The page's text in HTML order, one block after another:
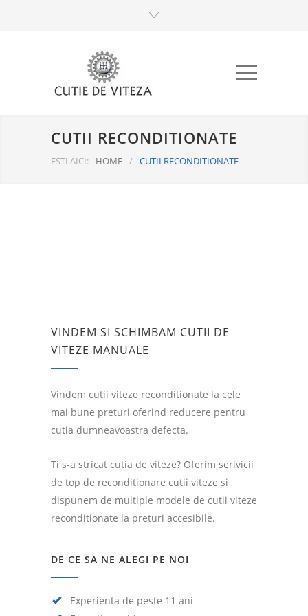
CUTII RECONDITIONATE
ESTI AICI: HOME / CUTII RECONDITIONATE
VINDEM SI SCHIMBAM CUTII DE
VITEZE MANUALE
Vindem cutii viteze reconditionate la cele
mai bune preturi oferind reducere pentru
cutia dumneavoastra defecta.
Ti s-a stricat cutia de viteze? Oferim serivicii
de top de reconditionare cutii viteze si
dispunem de multiple modele de cutii viteze
reconditionate la preturi accesibile.
DE CE SA NE ALEGI PE NOI
Experienta de peste 11 ani